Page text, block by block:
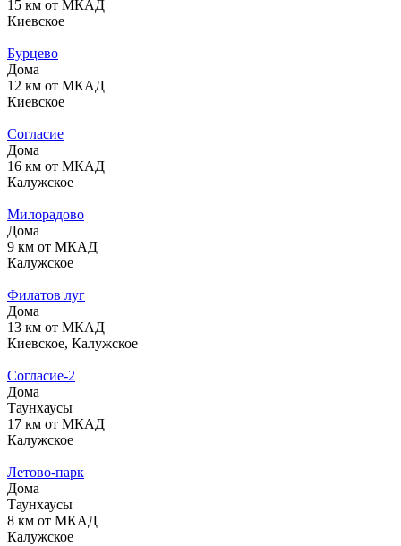
15 км от МКАД
Киевское
Бурцево
Дома
12 км от МКАД
Киевское
Согласие
Дома
16 км от МКАД
Калужское
Милорадово
Дома
9 км от МКАД
Калужское
Филатов луг
Дома
13 км от МКАД
Киевское, Калужское
Согласие-2
Дома
Таунхаусы
17 км от МКАД
Калужское
Летово-парк
Дома
Таунхаусы
8 км от МКАД
Калужское